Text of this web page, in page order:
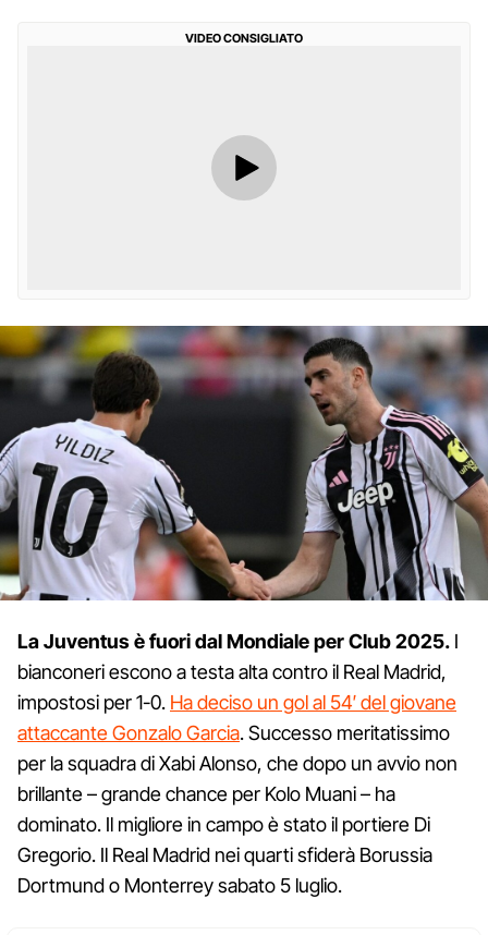
VIDEO CONSIGLIATO
La Juventus è fuori dal Mondiale per Club 2025. I
bianconeri escono a testa alta contro il Real Madrid,
impostosi per 1-0. Ha deciso un gol al 54′ del giovane
attaccante Gonzalo Garcia. Successo meritatissimo
per la squadra di Xabi Alonso, che dopo un avvio non
brillante – grande chance per Kolo Muani – ha
dominato. Il migliore in campo è stato il portiere Di
Gregorio. Il Real Madrid nei quarti sfiderà Borussia
Dortmund o Monterrey sabato 5 luglio.